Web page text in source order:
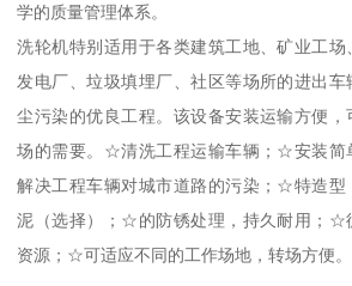
学的质量管理体系。
洗轮机特别适用于各类建筑工地、矿业工场
发电厂、垃圾填埋厂、社区等场所的进出
尘污染的优良工程。该设备安装运输方便
场的需要。☆清洗工程运输车辆；☆安装
解决工程车辆对城市道路的污染；☆特造
泥（选择）；☆的防锈处理，持久耐用；☆
资源；☆可适应不同的工作场地，转场方便。